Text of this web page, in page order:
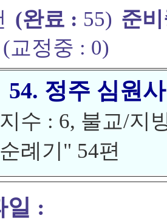
(완료 : 55) 준
(교정중 : 0)
54. 정주 심원
수 : 6, 불교/지
례기" 54편
일 :